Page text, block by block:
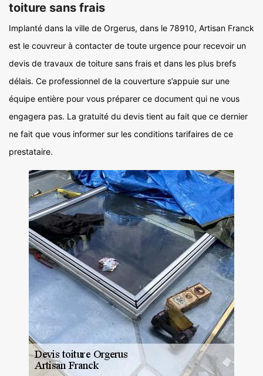
toiture sans frais
Implanté dans la ville de Orgerus, dans le 78910, Artisan Franck
est le couvreur à contacter de toute urgence pour recevoir un
devis de travaux de toiture sans frais et dans les plus brefs
délais. Ce professionnel de la couverture s’appuie sur une
équipe entière pour vous préparer ce document qui ne vous
engagera pas. La gratuité du devis tient au fait que ce dernier
ne fait que vous informer sur les conditions tarifaires de ce
prestataire.